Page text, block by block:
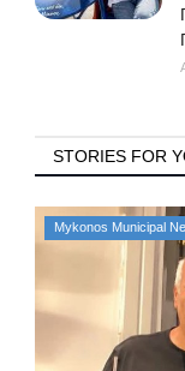
STORIES FOR
Government